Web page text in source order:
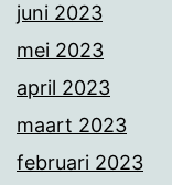
juni 2023
mei 2023
april 2023
maart 2023
februari 2023